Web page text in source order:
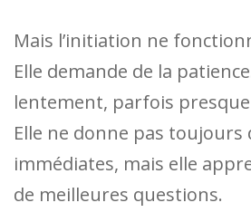
Mais l’initiation ne
Elle demande de la
lentement, parfois presque
Elle ne donne pas toujours
immédiates, mais elle
de meilleures questions.